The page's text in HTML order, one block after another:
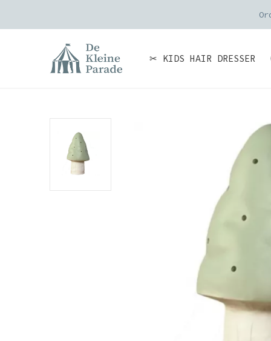
✂ KIDS HAIR DRESSER